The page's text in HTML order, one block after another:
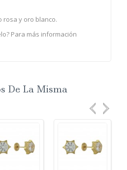
rosa y oro blanco.
Para más información
De La Misma